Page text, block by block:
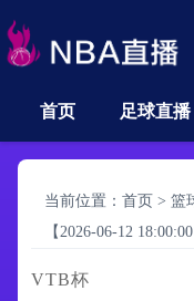
首页 足球直播
当前位置： 首页 > 篮
【2026-06-12 18:00:00
VTB杯